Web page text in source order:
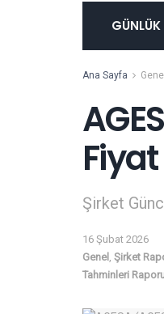
Ana Sayfa Genel
Şirket
16 Şubat 2026
Genel Şirket
Tahminleri